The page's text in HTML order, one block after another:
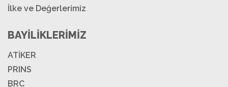
İlke ve Değerlerimiz
BAYİLİKLERİMİZ
ATİKER
PRINS
BRC